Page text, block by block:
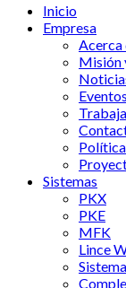
Inicio
Empresa
Acerca
Misión
Eventos
Sistemas
PKX
PKE
MFK
Lince